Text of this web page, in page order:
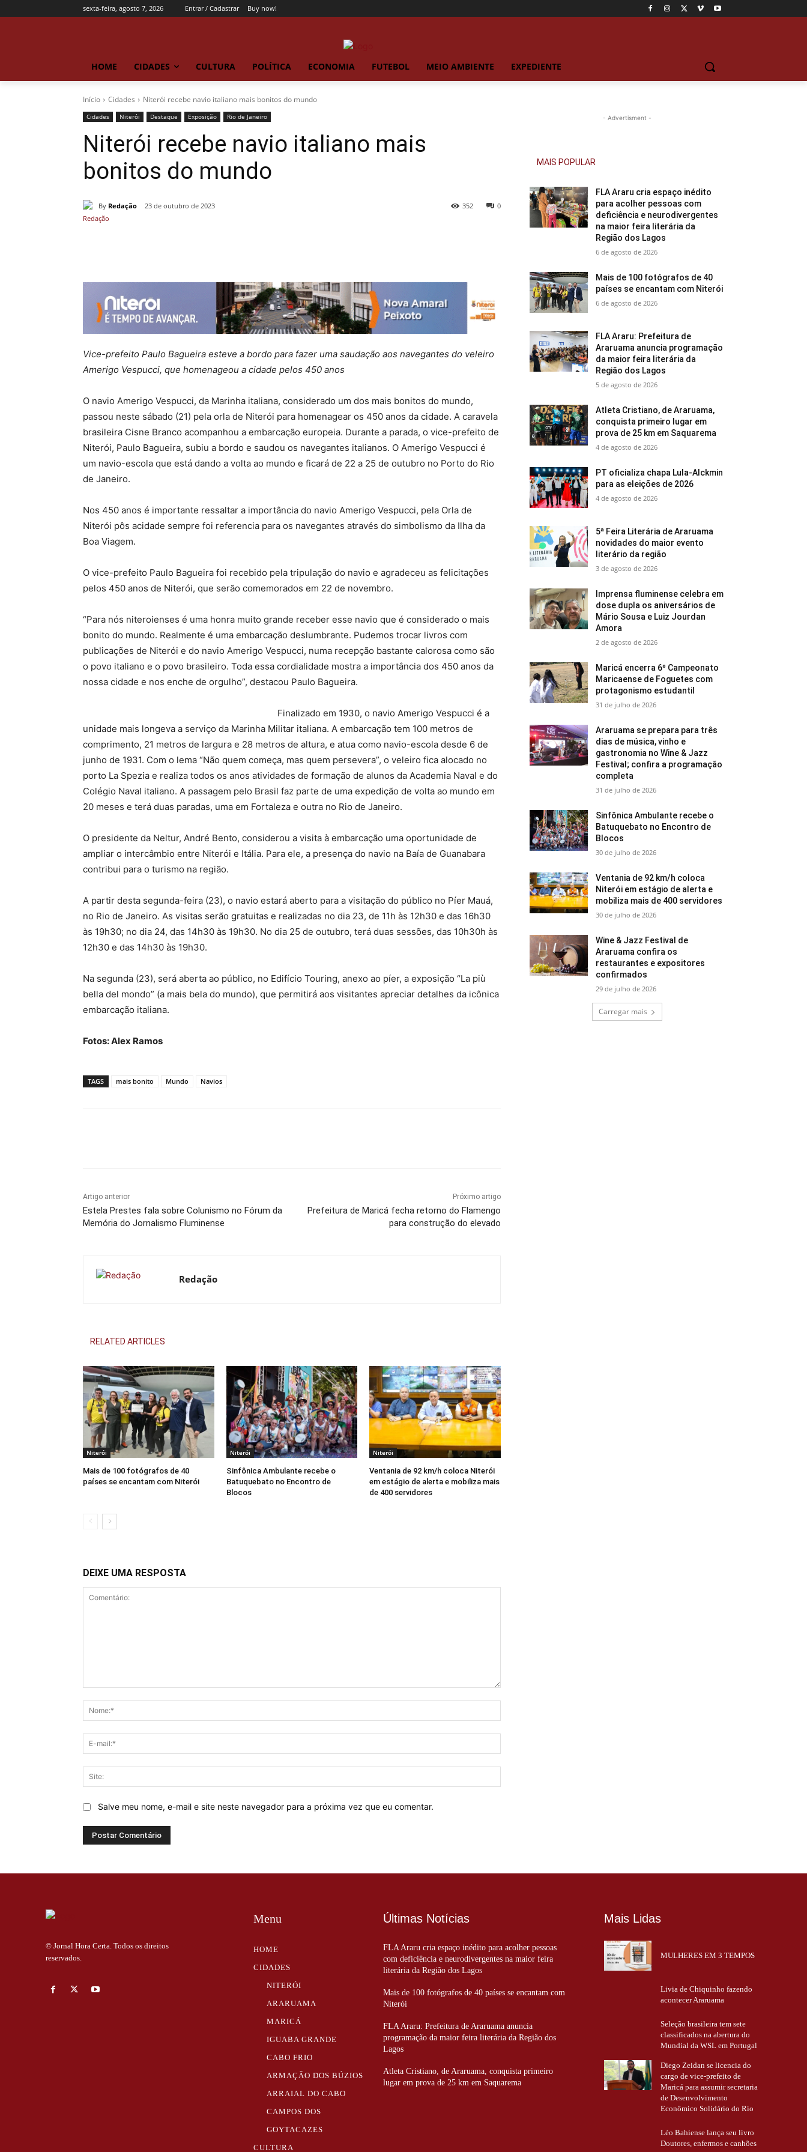
sexta-feira, agosto 7, 2026 Entrar / Cadastrar Buy now!
HOME CIDADES CULTURA POLÍTICA ECONOMIA FUTEBOL MEIO AMBIENTE EXPEDIENTE
Início Cidades Niterói recebe navio italiano mais bonitos do mundo
Cidades Niterói Destaque Exposição Rio de Janeiro
Niterói recebe navio italiano mais
bonitos do mundo
By Redação 23 de outubro de 2023 0
352
Vice-prefeito Paulo Bagueira esteve a bordo para fazer uma saudação aos navegantes do veleiro
Amerigo Vespucci, que homenageou a cidade pelos 450 anos
O navio Amerigo Vespucci, da Marinha italiana, considerado um dos mais bonitos do mundo,
passou neste sábado (21) pela orla de Niterói para homenagear os 450 anos da cidade. A caravela
brasileira Cisne Branco acompanhou a embarcação europeia. Durante a parada, o vice-prefeito de
Niterói, Paulo Bagueira, subiu a bordo e saudou os navegantes italianos. O Amerigo Vespucci é
um navio-escola que está dando a volta ao mundo e ficará de 22 a 25 de outubro no Porto do Rio
de Janeiro.
Nos 450 anos é importante ressaltar a importância do navio Amerigo Vespucci, pela Orla de
Niterói pôs acidade sempre foi referencia para os navegantes através do simbolismo da Ilha da
Boa Viagem.
O vice-prefeito Paulo Bagueira foi recebido pela tripulação do navio e agradeceu as felicitações
pelos 450 anos de Niterói, que serão comemorados em 22 de novembro.
“Para nós niteroienses é uma honra muito grande receber esse navio que é considerado o mais
bonito do mundo. Realmente é uma embarcação deslumbrante. Pudemos trocar livros com
publicações de Niterói e do navio Amerigo Vespucci, numa recepção bastante calorosa como são
o povo italiano e o povo brasileiro. Toda essa cordialidade mostra a importância dos 450 anos da
nossa cidade e nos enche de orgulho”, destacou Paulo Bagueira.
Finalizado em 1930, o navio Amerigo Vespucci é a
unidade mais longeva a serviço da Marinha Militar italiana. A embarcação tem 100 metros de
comprimento, 21 metros de largura e 28 metros de altura, e atua como navio-escola desde 6 de
junho de 1931. Com o lema “Não quem começa, mas quem persevera”, o veleiro fica alocado no
porto La Spezia e realiza todos os anos atividades de formação de alunos da Academia Naval e do
Colégio Naval italiano. A passagem pelo Brasil faz parte de uma expedição de volta ao mundo em
20 meses e terá duas paradas, uma em Fortaleza e outra no Rio de Janeiro.
O presidente da Neltur, André Bento, considerou a visita à embarcação uma oportunidade de
ampliar o intercâmbio entre Niterói e Itália. Para ele, a presença do navio na Baía de Guanabara
contribui para o turismo na região.
A partir desta segunda-feira (23), o navio estará aberto para a visitação do público no Píer Mauá,
no Rio de Janeiro. As visitas serão gratuitas e realizadas no dia 23, de 11h às 12h30 e das 16h30
às 19h30; no dia 24, das 14h30 às 19h30. No dia 25 de outubro, terá duas sessões, das 10h30h às
12h30 e das 14h30 às 19h30.
Na segunda (23), será aberta ao público, no Edifício Touring, anexo ao píer, a exposição “La più
bella del mondo” (a mais bela do mundo), que permitirá aos visitantes apreciar detalhes da icônica
embarcação italiana.
Fotos: Alex Ramos
TAGS mais bonito Mundo Navios
Artigo anterior
Estela Prestes fala sobre Colunismo no Fórum da
Memória do Jornalismo Fluminense
Próximo artigo
Prefeitura de Maricá fecha retorno do Flamengo
para construção do elevado
Redação
RELATED ARTICLES
Niterói
Mais de 100 fotógrafos de 40
países se encantam com Niterói
Niterói
Sinfônica Ambulante recebe o
Batuquebato no Encontro de
Blocos
Niterói
Ventania de 92 km/h coloca Niterói
em estágio de alerta e mobiliza mais
de 400 servidores
DEIXE UMA RESPOSTA
mail:*
Salve meu nome, e-mail e site neste navegador para a próxima vez que eu comentar.
- Advertisment -
MAIS POPULAR
FLA Araru cria espaço inédito
para acolher pessoas com
deficiência e neurodivergentes
na maior feira literária da
Região dos Lagos
6 de agosto de 2026
Mais de 100 fotógrafos de 40
países se encantam com Niterói
6 de agosto de 2026
FLA Araru: Prefeitura de
Araruama anuncia programação
da maior feira literária da
Região dos Lagos
5 de agosto de 2026
Atleta Cristiano, de Araruama,
conquista primeiro lugar em
prova de 25 km em Saquarema
4 de agosto de 2026
PT oficializa chapa Lula-Alckmin
para as eleições de 2026
4 de agosto de 2026
5ª Feira Literária de Araruama
novidades do maior evento
literário da região
3 de agosto de 2026
Imprensa fluminense celebra em
dose dupla os aniversários de
Mário Sousa e Luiz Jourdan
Amora
2 de agosto de 2026
Maricá encerra 6º Campeonato
Maricaense de Foguetes com
protagonismo estudantil
31 de julho de 2026
Araruama se prepara para três
dias de música, vinho e
gastronomia no Wine & Jazz
Festival; confira a programação
completa
31 de julho de 2026
Sinfônica Ambulante recebe o
Batuquebato no Encontro de
Blocos
30 de julho de 2026
Ventania de 92 km/h coloca
Niterói em estágio de alerta e
mobiliza mais de 400 servidores
30 de julho de 2026
Wine & Jazz Festival de
Araruama confira os
restaurantes e expositores
confirmados
29 de julho de 2026
Carregar mais
© Jornal Hora Certa. Todos os direitos
reservados.
Menu
HOME
CIDADES
NITERÓI
ARARUAMA
MARICÁ
IGUABA GRANDE
CABO FRIO
ARMAÇÃO DOS BÚZIOS
ARRAIAL DO CABO
CAMPOS DOS
GOYTACAZES
CULTURA
Últimas Notícias
FLA Araru cria espaço inédito para acolher pessoas
com deficiência e neurodivergentes na maior feira
literária da Região dos Lagos
Mais de 100 fotógrafos de 40 países se encantam com
Niterói
FLA Araru: Prefeitura de Araruama anuncia
programação da maior feira literária da Região dos
Lagos
Atleta Cristiano, de Araruama, conquista primeiro
lugar em prova de 25 km em Saquarema
Mais Lidas
MULHERES EM 3 TEMPOS
Livia de Chiquinho fazendo
acontecer Araruama
Seleção brasileira tem sete
classificados na abertura do
Mundial da WSL em Portugal
Diego Zeidan se licencia do
cargo de vice-prefeito de
Maricá para assumir secretaria
de Desenvolvimento
Econômico Solidário do Rio
Léo Bahiense lança seu livro
Doutores, enfermos e canhões